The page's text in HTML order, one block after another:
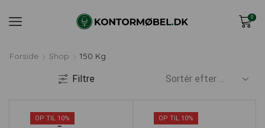
0
Forside Shop 150 Kg
Filtre
OP TIL 10% OP TIL 10%